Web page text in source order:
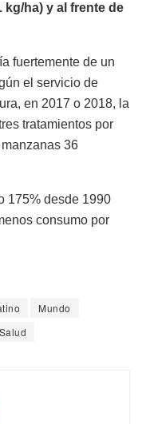
kg/ha) y al frente de
fuertemente de un
el servicio de
en 2017 o 2018, la
tratamientos por
36
175% desde 1990
consumo por
Mundo
Salud